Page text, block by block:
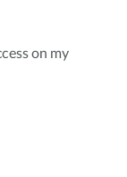
on my